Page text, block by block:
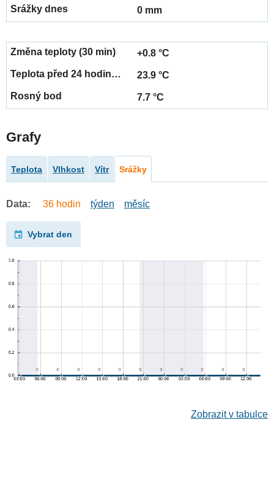
0 mm
+0.8 °C
23.9 °C
7.7 °C
Grafy
Teplota Vlhkost Vítr Srážky
Data: 36 hodin týden měsíc
Vybrat den
Zobrazit v tabulce